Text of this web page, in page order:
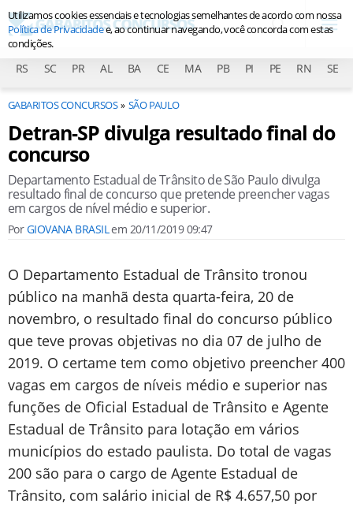
RS SC PR AL BA CE MA PB PI PE RN SE
GABARITOS CONCURSOS SÃO PAULO
Detran-SP divulga resultado final do
concurso
Departamento Estadual de Trânsito de São Paulo divulga
resultado final de concurso que pretende preencher vagas
em cargos de nível médio e superior.
PorGIOVANA BRASILem 20/11/2019 09:47
O Departamento Estadual de Trânsito tronou
público na manhã desta quarta-feira, 20 de
novembro, o resultado final do concurso público
que teve provas objetivas no dia 07 de julho de
2019. O certame tem como objetivo preencher 400
vagas em cargos de níveis médio e superior nas
funções de Oficial Estadual de Trânsito e Agente
Estadual de Trânsito para lotação em vários
municípios do estado paulista. Do total de vagas
200 são para o cargo de Agente Estadual de
Trânsito, com salário inicial de R$ 4.657,50 por
Utilizamos cookies essenciais e tecnologias semelhantes de acordo com nossa
Política de Privacidadee, ao continuar navegando, você concorda com estas
condições.